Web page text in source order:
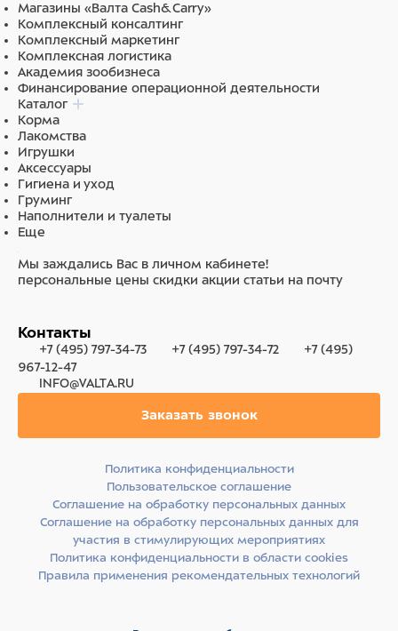
Магазины «Валта Cash&Carry»
Комплексный консалтинг
Комплексный маркетинг
Комплексная логистика
Академия зообизнеса
Финансирование операционной деятельности
Каталог
Корма
Лакомства
Игрушки
Аксессуары
Гигиена и уход
Груминг
Наполнители и туалеты
Еще
Мы заждались Вас в личном кабинете!
персональные цены скидки акции статьи на почту
Контакты
+7 (495) 797-34-73 +7 (495) 797-34-72
+7 (495)
967-12-47
INFO@VALTA.RU
Заказать звонок
Политика конфиденциальности
Пользовательское соглашение
Соглашение на обработку персональных данных
Соглашение на обработку персональных данных для
участия в стимулирующих мероприятиях
Политика конфиденциальности в области cookies
Правила применения рекомендательных технологий